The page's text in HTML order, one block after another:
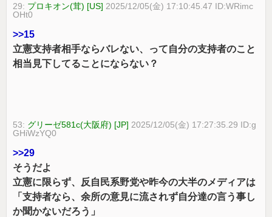
29: プロキオン(茸) [US] 2025/12/05(金) 17:10:45.47 ID:WRimc
OHt0
>>15
立憲支持者相手ならバレない、って自分の支持者のこと
相当見下してることにならない？
53: グリーゼ581c(大阪府) [JP] 2025/12/05(金) 17:27:35.29 ID:g
GHiWzYQ0
>>29
そうだよ
立憲に限らず、反自民系野党や昨今の大半のメディアは
「支持者なら、余所の意見に流されず自分達の言う事し
か聞かないだろう」